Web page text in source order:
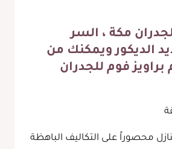
مكة ، السر
الديكور ويمكنك من
فوم للجدران
محصوراً على التكاليف الباهظة